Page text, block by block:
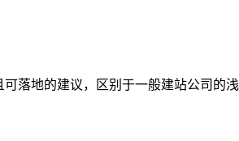
落地的建议，区别于一般建站公司的